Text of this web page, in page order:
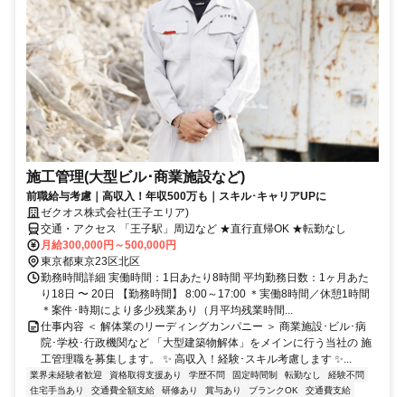
施工管理(大型ビル･商業施設など)
前職給与考慮｜高収入！年収500万も｜スキル･キャリアUPに
ゼクオス株式会社(王子エリア)
交通・アクセス 「王子駅」周辺など ★直行直帰OK ★転勤なし
月給300,000円～500,000円
東京都東京23区北区
勤務時間詳細 実働時間：1日あたり8時間 平均勤務日数：1ヶ月あた
り18日 〜 20日 【勤務時間】 8:00～17:00 ＊実働8時間／休憩1時間
＊案件･時期により多少残業あり（月平均残業時間...
仕事内容 ＜ 解体業のリーディングカンパニー ＞ 商業施設･ビル･病
院･学校･行政機関など 「大型建築物解体」をメインに行う当社の 施
工管理職を募集します。 ✨ 高収入！経験･スキル考慮します ✨...
業界未経験者歓迎 資格取得支援あり 学歴不問 固定時間制 転勤なし
経験不問
住宅手当あり
交通費全額支給 研修あり 賞与あり ブランクOK
交通費支給